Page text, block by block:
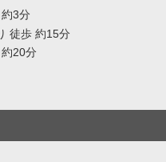
3分
徒歩 約15分
20分